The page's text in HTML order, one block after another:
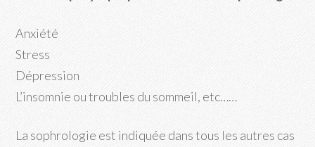
Anxiété
Stress
Dépression
L’insomnie ou troubles du sommeil, etc……
La sophrologie est indiquée dans tous les autres cas